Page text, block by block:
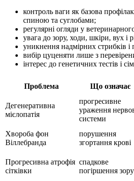
контроль ваги як базова
спиною та суглобами;
регулярні огляди у
увага до зору, ходи, шкіри, вух і
уникнення надмірних стрибків і
вибір цуценяти лише з
інтерес до генетичних тестів і
Проблема Що означає
Дегенеративна
мієлопатія
прогресивне
ураження
системи
Хвороба фон
Віллебранда
порушення
згортання крові
Прогресивна атрофія
сітківки
спадкове
погіршення зору